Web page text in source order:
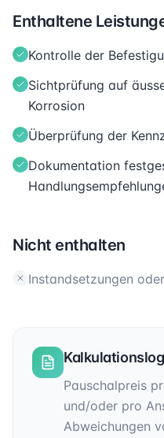
Enthaltene
Kontrolle der
Sichtprüfung auf
Korrosion
Überprüfung der
Dokumentation
Nicht enthalten
Instandsetzungen
Pauschalpreis
und/oder pro
Abweichungen